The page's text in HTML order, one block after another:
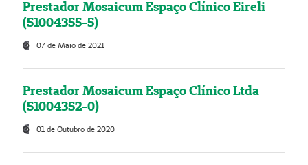
Prestador Mosaicum Espaço Clínico Eireli
(51004355-5)
07 de Maio de 2021
Prestador Mosaicum Espaço Clínico Ltda
(51004352-0)
01 de Outubro de 2020